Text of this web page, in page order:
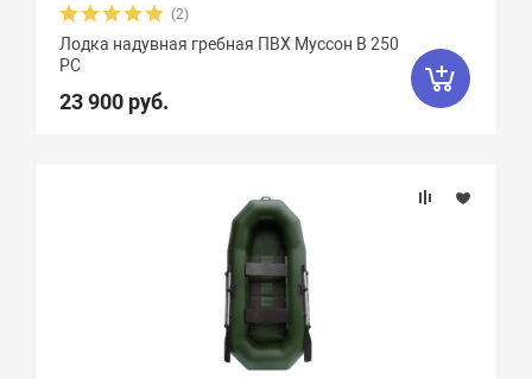
(2)
Лодка надувная гребная ПВХ Муссон В 250
РС
23 900 руб.